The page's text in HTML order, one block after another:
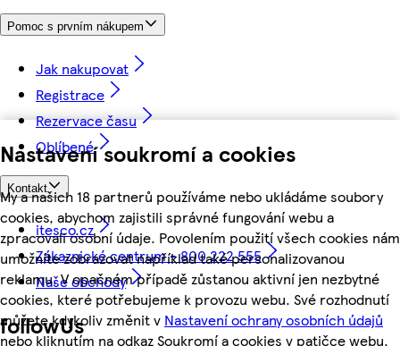
Nastavení soukromí a cookies
My a našich 18 partnerů používáme nebo ukládáme soubory
cookies, abychom zajistili správné fungování webu a
zpracovali osobní údaje. Povolením použití všech cookies nám
umožníte zobrazovat například také personalizovanou
reklamu. V opačném případě zůstanou aktivní jen nezbytné
cookies, které potřebujeme k provozu webu. Své rozhodnutí
můžete kdykoliv změnit v Nastavení ochrany osobních údajů
nebo kliknutím na odkaz Soukromí a cookies v patičce webu.
Pomoc s prvním nákupem
Jak nakupovat
Registrace
Rezervace času
Oblíbené
Kontakt
itesco.cz
Zákaznické centrum - 800 222 555
Naše obchody
followUs